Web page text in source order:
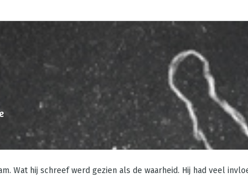
Wat hij schreef werd gezien als de waarheid. Hij had veel